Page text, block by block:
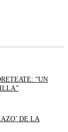
“UN
DE LA